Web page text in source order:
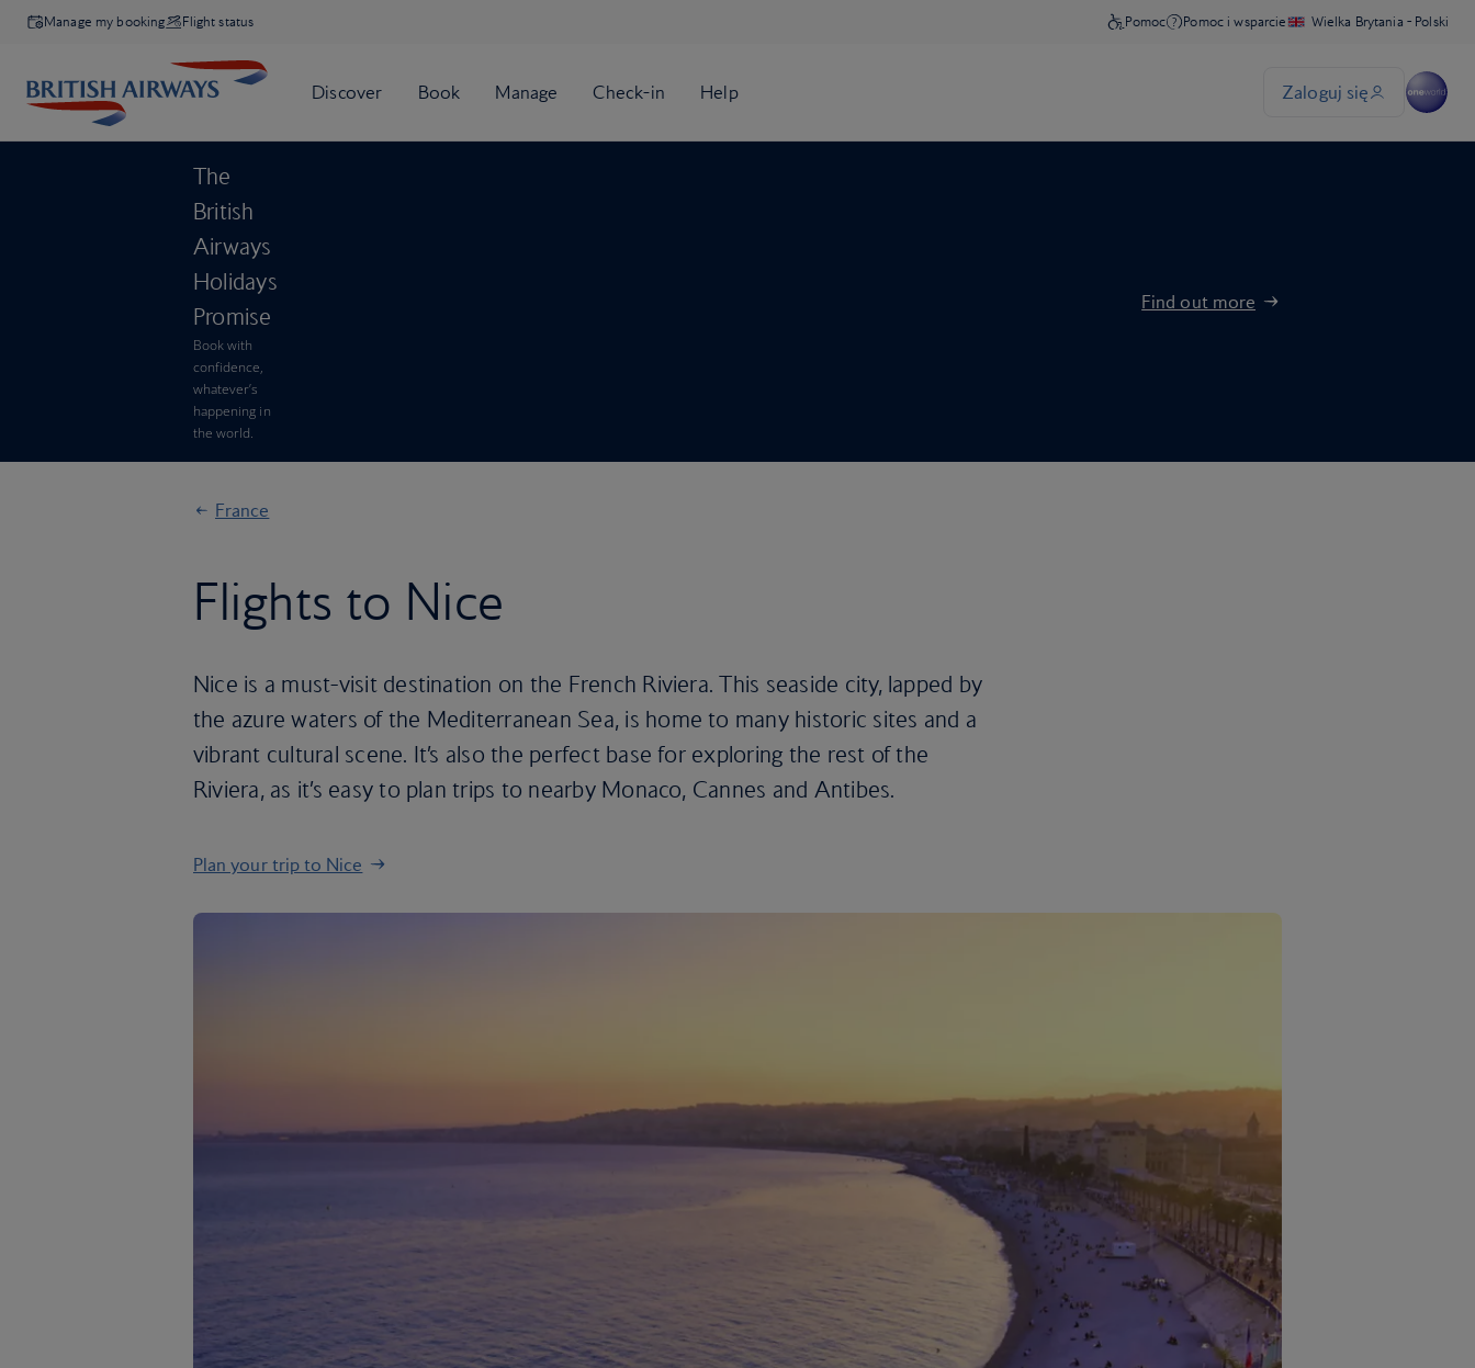
Manage my booking Flight status
The
British
Airways
Holidays
Promise
Book with
confidence,
whatever’s
happening in
the world.
Find out more
France
Flights to Nice
Nice is a must-visit destination on the French Riviera. This seaside city, lapped by
the azure waters of the Mediterranean Sea, is home to many historic sites and a
vibrant cultural scene. It’s also the perfect base for exploring the rest of the
Riviera, as it’s easy to plan trips to nearby Monaco, Cannes and Antibes.
Plan your trip to Nice